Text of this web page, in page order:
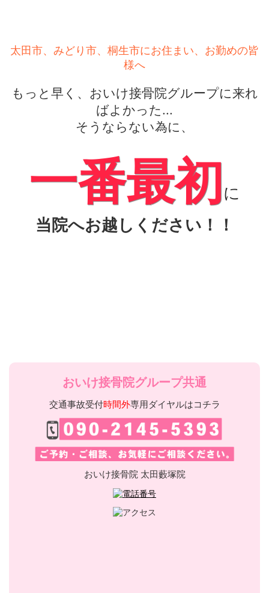
太田市、みどり市、桐生市にお住まい、お勤めの皆
様へ
もっと早く、おいけ接骨院グループに来れ
ばよかった...
そうならない為に、
一番最初に
当院へお越しください！！
おいけ接骨院グループ共通
交通事故受付時間外専用ダイヤルはコチラ
おいけ接骨院 太田藪塚院